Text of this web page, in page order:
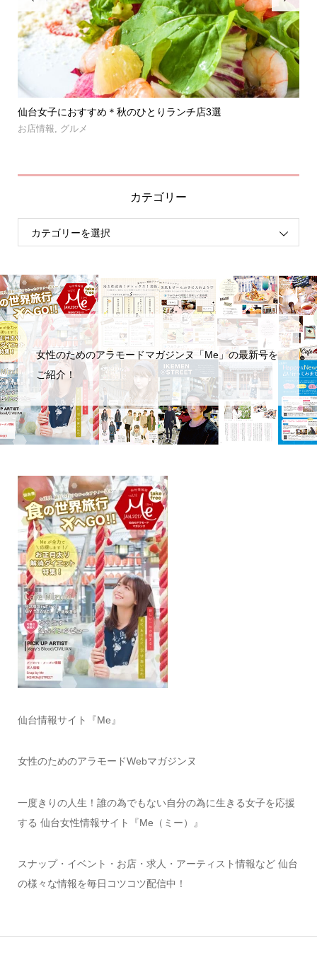
仙台女子におすすめ＊秋のひとりランチ店3選
お店情報, グルメ
カテゴリー
女性のためのアラモードマガジンヌ「Me」の最新号を
ご紹介！
仙台情報サイト『Me』
女性のためのアラモードWebマガジンヌ
一度きりの人生！誰の為でもない自分の為に生きる女子を応援
する 仙台女性情報サイト『Me（ミー）』
スナップ・イベント・お店・求人・アーティスト情報など 仙台
の様々な情報を毎日コツコツ配信中！